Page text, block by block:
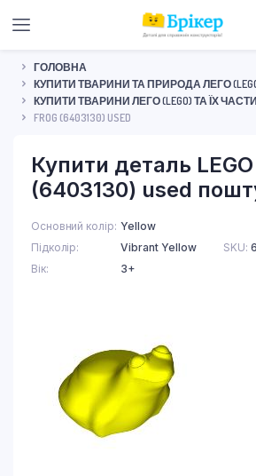
ГОЛОВНА
КУПИТИ ТВАРИНИ ТА ПРИРОДА ЛЕГО
КУПИТИ ТВАРИНИ ЛЕГО (LEGO) ТА ЇХ
FROG (6403130) USED
Купити деталь LEGO
(6403130) used
Основний колір Yellow
Підколір
Vibrant Yellow
Вік
3+
SKU: